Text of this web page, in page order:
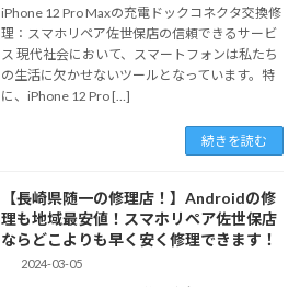
iPhone 12 Pro Maxの充電ドックコネクタ交換修
理：スマホリペア佐世保店の信頼できるサービ
ス 現代社会において、スマートフォンは私たち
の生活に欠かせないツールとなっています。特
に、iPhone 12 Pro […]
続きを読む
【長崎県随一の修理店！】Androidの修
理も地域最安値！スマホリペア佐世保店
ならどこよりも早く安く修理できます！
2024-03-05